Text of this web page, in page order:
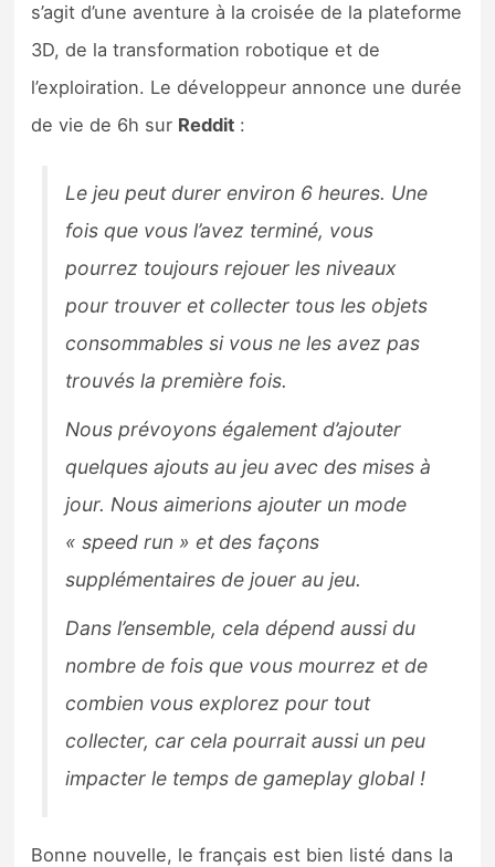
s’agit d’une aventure à la croisée de la plateforme
3D, de la transformation robotique et de
l’exploiration. Le développeur annonce une durée
de vie de 6h sur Reddit :
Le jeu peut durer environ 6 heures. Une
fois que vous l’avez terminé, vous
pourrez toujours rejouer les niveaux
pour trouver et collecter tous les objets
consommables si vous ne les avez pas
trouvés la première fois.
Nous prévoyons également d’ajouter
quelques ajouts au jeu avec des mises à
jour. Nous aimerions ajouter un mode
« speed run » et des façons
supplémentaires de jouer au jeu.
Dans l’ensemble, cela dépend aussi du
nombre de fois que vous mourrez et de
combien vous explorez pour tout
collecter, car cela pourrait aussi un peu
impacter le temps de gameplay global !
Bonne nouvelle, le français est bien listé dans la